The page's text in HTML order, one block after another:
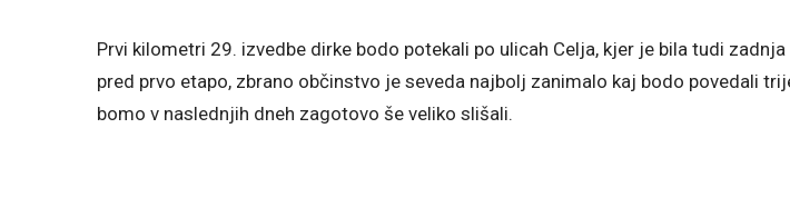
Prvi kilometri 29. izvedbe dirke bodo potekali po ulicah Celja, kjer je bila tudi
pred prvo etapo, zbrano občinstvo je seveda najbolj zanimalo kaj bodo povedali
bomo v naslednjih dneh zagotovo še veliko slišali.